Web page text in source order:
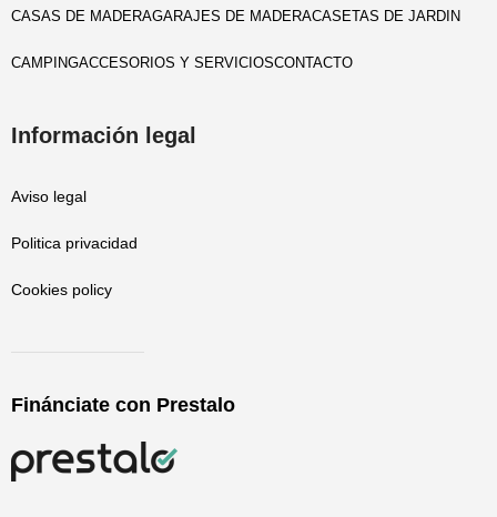
CASAS DE MADERAGARAJES DE MADERACASETAS DE JARDIN
CAMPINGACCESORIOS Y SERVICIOSCONTACTO
Información legal
Aviso legal
Politica privacidad
Cookies policy
Finánciate con Prestalo